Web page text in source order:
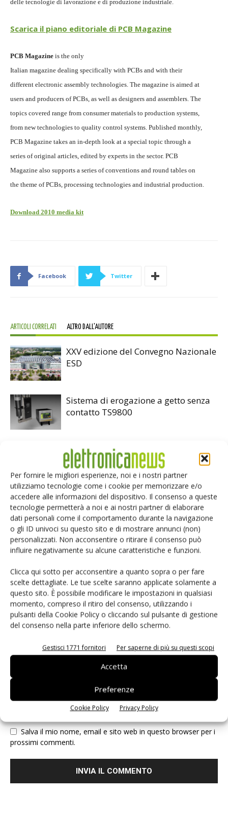
Per fornire le migliori esperienze, noi e i nostri partner
utilizziamo tecnologie come i cookie per memorizzare e/o
accedere alle informazioni del dispositivo. Il consenso a queste
tecnologie permetterà a noi e ai nostri partner di elaborare
dati personali come il comportamento durante la navigazione
o gli ID univoci su questo sito e di mostrare annunci (non)
personalizzati. Non acconsentire o ritirare il consenso può
influire negativamente su alcune caratteristiche e funzioni.
Clicca qui sotto per acconsentire a quanto sopra o per fare
scelte dettagliate. Le tue scelte saranno applicate solamente a
questo sito. È possibile modificare le impostazioni in qualsiasi
momento, compreso il ritiro del consenso, utilizzando i
pulsanti della Cookie Policy o cliccando sul pulsante di gestione
del consenso nella parte inferiore dello schermo.
Gestisci 1771 fornitori Per saperne di più su questi scopi
Accetta
Preferenze
Cookie Policy Privacy Policy
delle tecnologie di lavorazione e di produzione industriale.
Scarica il piano editoriale di PCB Magazine
PCB Magazine is the only
Italian magazine dealing specifically with PCBs and with their
different electronic assembly technologies. The magazine is aimed at
users and producers of PCBs, as well as designers and assemblers. The
topics covered range from consumer materials to production systems,
from new technologies to quality control systems. Published monthly,
PCB Magazine takes an in-depth look at a special topic through a
series of original articles, edited by experts in the sector. PCB
Magazine also supports a series of conventions and round tables on
the theme of PCBs, processing technologies and industrial production.
Download 2010 media kit
Facebook Twitter
ARTICOLI CORRELATI ALTRO DALL'AUTORE
XXV edizione del Convegno Nazionale
ESD
Sistema di erogazione a getto senza
contatto TS9800
PCB Aprile 2014
LASCIA UN COMMENTO
Salva il mio nome, email e sito web in questo browser per i
prossimi commenti.